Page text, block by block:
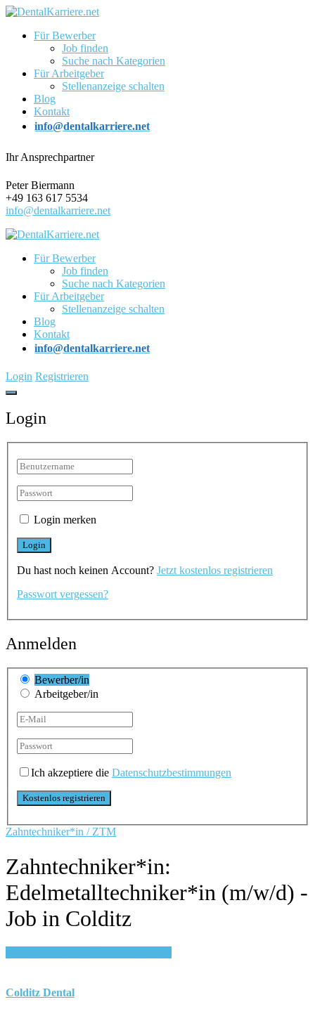
Für Bewerber
Job finden
Suche nach Kategorien
Für Arbeitgeber
Stellenanzeige schalten
Blog
Kontakt
info@dentalkarriere.net
Ihr Ansprechpartner
Peter Biermann
+49 163 617 5534
info@dentalkarriere.net
Für Bewerber
Job finden
Suche nach Kategorien
Für Arbeitgeber
Stellenanzeige schalten
Blog
Kontakt
info@dentalkarriere.net
Login Registrieren
Login
Login merken
Du hast noch keinen Account? Jetzt kostenlos registrieren
Passwort vergessen?
Anmelden
Bewerber/in
Arbeitgeber/in
Ich akzeptiere die Datenschutzbestimmungen
Zahntechniker*in / ZTM
Zahntechniker*in:
Edelmetalltechniker*in (m/w/d) -
Job in Colditz
Colditz Dental